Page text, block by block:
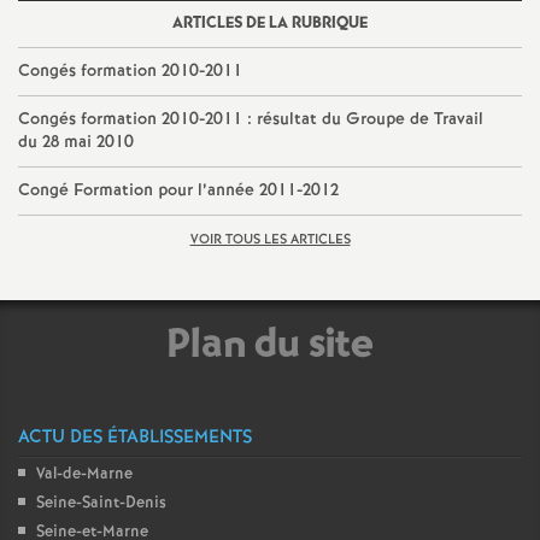
ARTICLES DE LA RUBRIQUE
Congés formation 2010-2011
Congés formation 2010-2011 : résultat du Groupe de Travail
du 28 mai 2010
Congé Formation pour l’année 2011-2012
VOIR TOUS LES ARTICLES
Plan du site
ACTU DES ÉTABLISSEMENTS
Val-de-Marne
Seine-Saint-Denis
Seine-et-Marne